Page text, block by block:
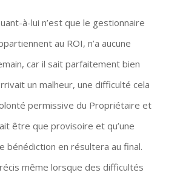
à-lui n’est que le gestionnaire
au ROI, n’a aucune
car il sait parfaitement bien
un malheur, une difficulté cela
permissive du Propriétaire et
être que provisoire et qu’une
bénédiction en résultera au final.
même lorsque des difficultés